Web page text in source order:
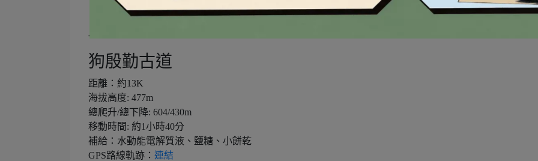
---
狗殷勤古道
距離：約13K
海拔高度: 477m
總爬升/總下降: 604/430m
移動時間: 約1小時40分
補給：水動能電解質液、鹽糖、小餅乾
GPS路線軌跡： 連結